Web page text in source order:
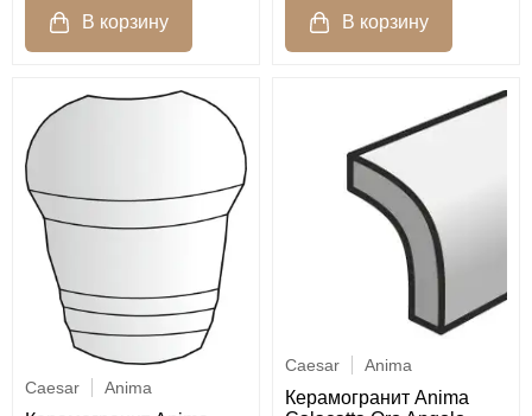
Caesar Anima
Caesar Anima
Керамогранит Anima